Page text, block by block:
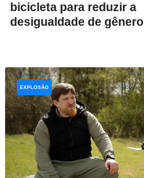
bicicleta para reduzir a
desigualdade de gênero
EXPLOSÃO